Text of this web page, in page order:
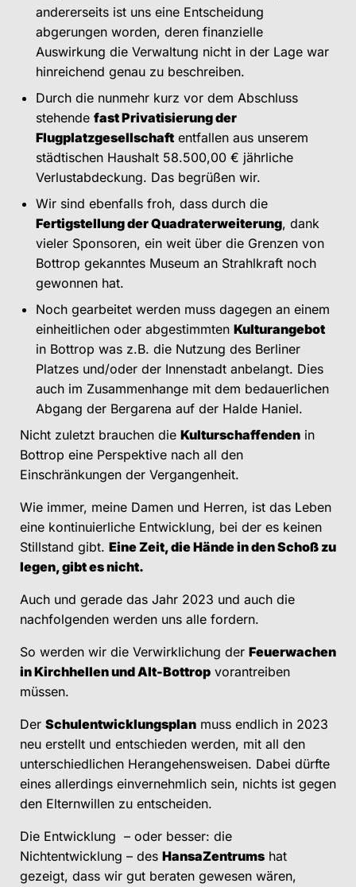
andererseits ist uns eine Entscheidung
abgerungen worden, deren finanzielle
Auswirkung die Verwaltung nicht in der Lage war
hinreichend genau zu beschreiben.
Durch die nunmehr kurz vor dem Abschluss
stehende fast Privatisierung der
Flugplatzgesellschaft entfallen aus unserem
städtischen Haushalt 58.500,00 € jährliche
Verlustabdeckung. Das begrüßen wir.
Wir sind ebenfalls froh, dass durch die
Fertigstellung der Quadraterweiterung, dank
vieler Sponsoren, ein weit über die Grenzen von
Bottrop gekanntes Museum an Strahlkraft noch
gewonnen hat.
Noch gearbeitet werden muss dagegen an einem
einheitlichen oder abgestimmten Kulturangebot
in Bottrop was z.B. die Nutzung des Berliner
Platzes und/oder der Innenstadt anbelangt. Dies
auch im Zusammenhange mit dem bedauerlichen
Abgang der Bergarena auf der Halde Haniel.
Nicht zuletzt brauchen die Kulturschaffenden in
Bottrop eine Perspektive nach all den
Einschränkungen der Vergangenheit.
Wie immer, meine Damen und Herren, ist das Leben
eine kontinuierliche Entwicklung, bei der es keinen
Stillstand gibt. Eine Zeit, die Hände in den Schoß zu
legen, gibt es nicht.
Auch und gerade das Jahr 2023 und auch die
nachfolgenden werden uns alle fordern.
So werden wir die Verwirklichung der Feuerwachen
in Kirchhellen und Alt-Bottrop vorantreiben
müssen.
Der Schulentwicklungsplan muss endlich in 2023
neu erstellt und entschieden werden, mit all den
unterschiedlichen Herangehensweisen. Dabei dürfte
eines allerdings einvernehmlich sein, nichts ist gegen
den Elternwillen zu entscheiden.
Die Entwicklung – oder besser: die
Nichtentwicklung ­– des HansaZentrums hat
gezeigt, dass wir gut beraten gewesen wären,